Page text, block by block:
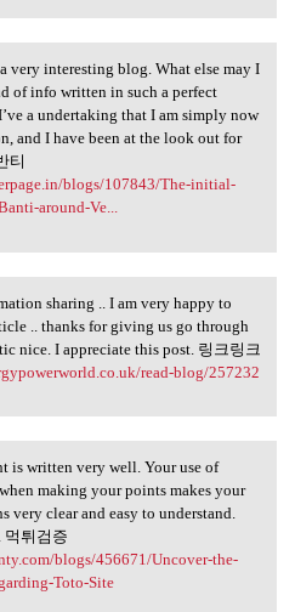
a very interesting
very interesting blog. What else may I
of info written in such a perfect
a undertaking that I am simply now
and I have been at the look out for
티
blogs/107843/The-initial-
around-Ve...
sharing ..
sharing .. I am very happy to
.. thanks for giving us go through
nice. I appreciate this post. 링크링크
read-blog/257232
is written very
is written very well. Your use of
making your points makes your
very clear and easy to understand.
먹튀검증
blogs/456671/Uncover-the-
Toto-Site